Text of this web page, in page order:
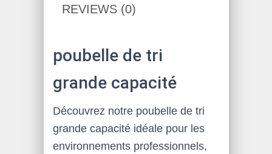
REVIEWS (0)
poubelle de tri
grande capacité
Découvrez notre poubelle de tri
grande capacité idéale pour les
environnements professionnels,